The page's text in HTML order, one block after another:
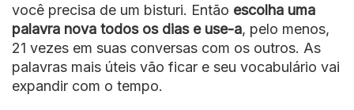
você precisa de um bisturi. Então escolha uma
palavra nova todos os dias e use-a, pelo menos,
21 vezes em suas conversas com os outros. As
palavras mais úteis vão ficar e seu vocabulário vai
expandir com o tempo.